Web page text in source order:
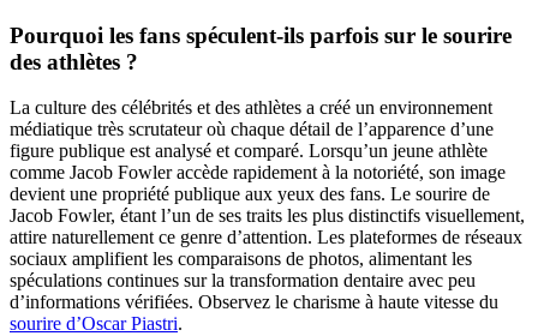
Pourquoi les fans spéculent-ils parfois sur le sourire
des athlètes ?
La culture des célébrités et des athlètes a créé un environnement
médiatique très scrutateur où chaque détail de l’apparence d’une
figure publique est analysé et comparé. Lorsqu’un jeune athlète
comme Jacob Fowler accède rapidement à la notoriété, son image
devient une propriété publique aux yeux des fans. Le sourire de
Jacob Fowler, étant l’un de ses traits les plus distinctifs visuellement,
attire naturellement ce genre d’attention. Les plateformes de réseaux
sociaux amplifient les comparaisons de photos, alimentant les
spéculations continues sur la transformation dentaire avec peu
d’informations vérifiées. Observez le charisme à haute vitesse du
sourire d’Oscar Piastri.